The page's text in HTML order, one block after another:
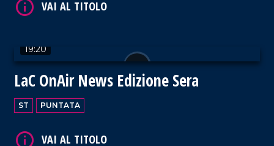
19:20
LaC OnAir News Edizione Sera
ST PUNTATA